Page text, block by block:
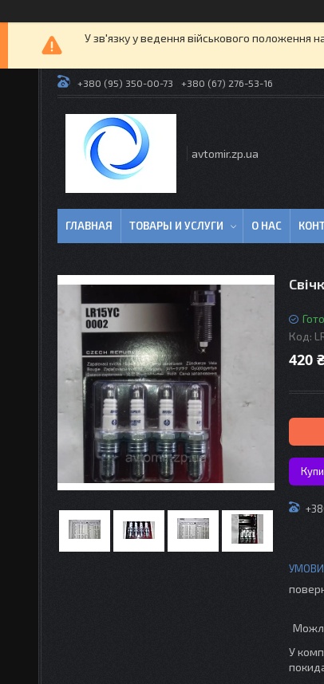
У зв'язку у ведення військового положення
+380 (95) 350-00-73 +380 (67) 276-53-16
avtomir.zp.ua
ГЛАВНАЯ ТОВАРЫ И УСЛУГИ О НАС
Код:
420
У